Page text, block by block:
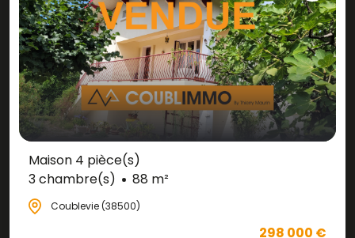
Maison 4 pièce(s)
3 chambre(s)
88 m²
Coublevie (38500)
298 000 €